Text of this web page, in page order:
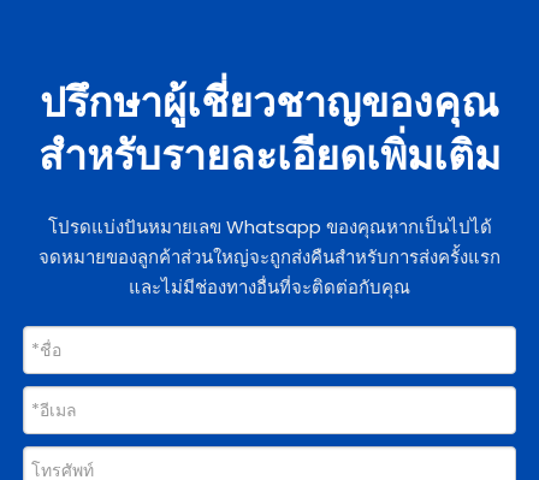
ปรึกษาผู้เชี่ยวชาญของคุณ
สำหรับรายละเอียดเพิ่มเติม
โปรดแบ่งปันหมายเลข Whatsapp ของคุณหากเป็นไปได้
จดหมายของลูกค้าส่วนใหญ่จะถูกส่งคืนสำหรับการส่งครั้งแรก
และไม่มีช่องทางอื่นที่จะติดต่อกับคุณ